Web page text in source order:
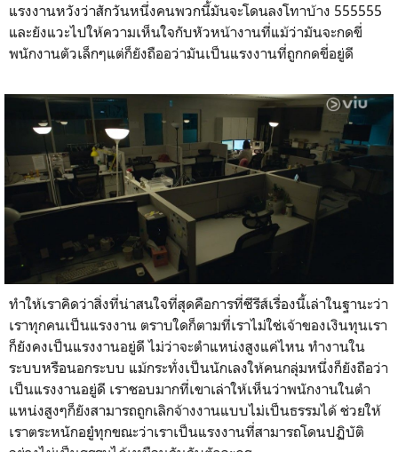
แรงงานหวังว่าสักวันหนึ่งคนพวกนี้มันจะโดนลงโทาบ้าง 555555
และยังแวะไปให้ความเห็นใจกับหัวหน้างานที่แม้ว่ามันจะกดขี่
พนักงานตัวเล็กๆแต่ก็ยังถืออว่ามันเป็นแรงงานที่ถูกกดขี่อยู่ดี
ทำให้เราคิดว่าสิ่งที่น่าสนใจที่สุดคือการที่ซีรีส์เรื่องนี้เล่าในฐานะว่า
เราทุกคนเป็นแรงงาน ตราบใดก็ตามที่เราไม่ใช่เจ้าของเงินทุนเรา
ก็ยังคงเป็นแรงงานอยู่ดี ไม่ว่าจะตำแหน่งสูงแค่ไหน ทำงานใน
ระบบหรือนอกระบบ แม้กระทั่งเป็นนักเลงให้คนกลุ่มหนึ่งก็ยังถือว่า
เป็นแรงงานอยู่ดี เราชอบมากที่เขาเล่าให้เห็นว่าพนักงานในตำ
แหน่งสูงๆก็ยังสามารถถูกเลิกจ้างงานแบบไม่เป็นธรรมได้ ช่วยให้
เราตระหนักอยู๋ทุกขณะว่าเราเป็นแรงงานที่สามารถโดนปฏิบัติ